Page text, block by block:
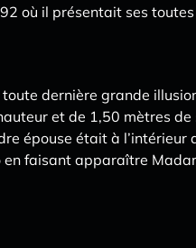
où il présentait ses
dernière grande
et de 1,50 mètres
épouse était à l’intérieur
faisant apparaître